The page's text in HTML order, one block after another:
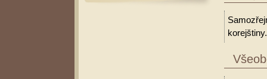
korejštiny.